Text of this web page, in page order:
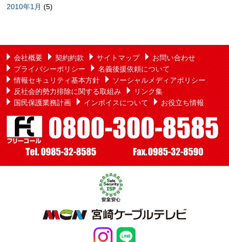
2010年1月 (5)
会社概要 契約約款 サイトマップ
お問い合わせ
プライバシーポリシー
名義後援依頼について
情報セキュリティ基本方針
ソーシャルメディアポリシー
反社会的勢力排除に関する取組み
リンク集
国民保護業務計画
インボイスについて お役立ち情報